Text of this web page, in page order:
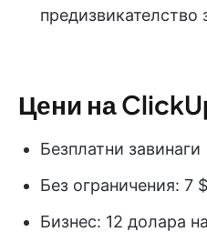
предизвикателство
Цени на
Безплатни завинаги
Без ограничения: 7
Бизнес: 12 долара